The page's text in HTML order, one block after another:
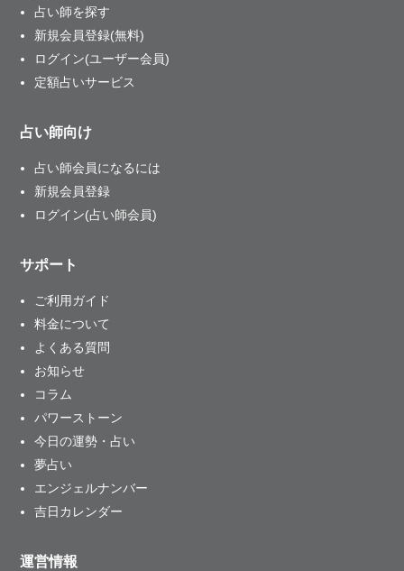
占い師を探す
新規会員登録(無料)
ログイン(ユーザー会員)
定額占いサービス
占い師向け
占い師会員になるには
新規会員登録
ログイン(占い師会員)
サポート
ご利用ガイド
料金について
よくある質問
お知らせ
コラム
パワーストーン
今日の運勢・占い
夢占い
エンジェルナンバー
吉日カレンダー
運営情報